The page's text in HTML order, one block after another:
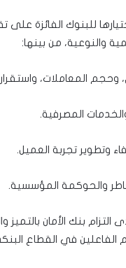
للبنوك الفائزة على
والنوعية، من بينها:
المعاملات،
المصرفية.
وتطوير تجربة العميل.
والحوكمة المؤسسية.
بنك الأمان بالتميز
الفاعلين في القطاع